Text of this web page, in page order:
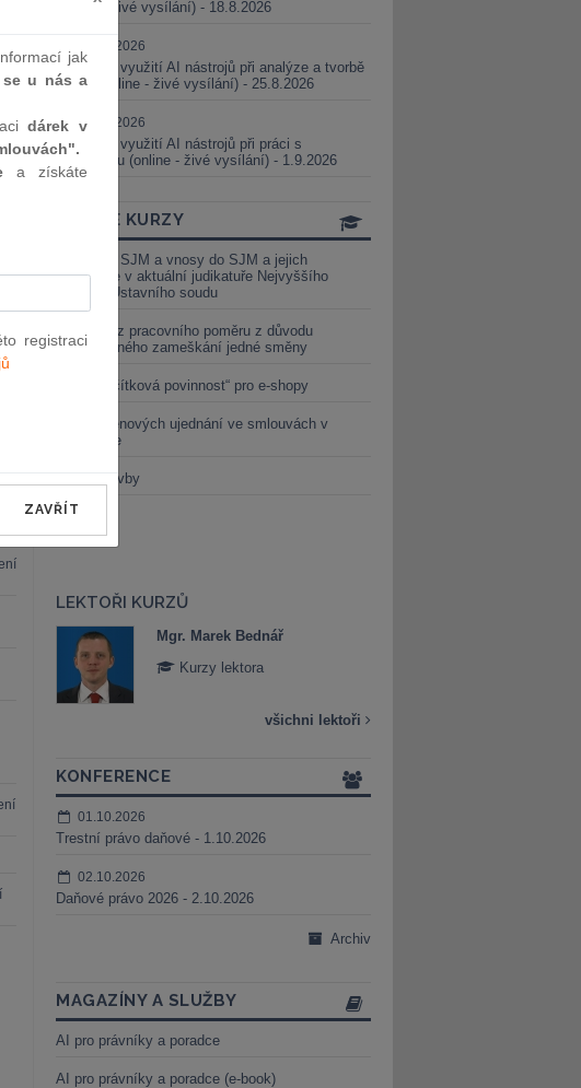
(online - živé vysílání) - 18.8.2026
25.08.2026
Praktické využití AI nástrojů při analýze a tvorbě
smluv (online - živé vysílání) - 25.8.2026
01.09.2026
Praktické využití AI nástrojů při práci s
judikaturou (online - živé vysílání) - 1.9.2026
ONLINE KURZY
Vnosy ze SJM a vnosy do SJM a jejich
valorizace v aktuální judikatuře Nejvyššího
soudu a Ústavního soudu
Výpověď z pracovního poměru z důvodu
neomluveného zameškání jedné směny
Nová „tlačítková povinnost“ pro e-shopy
Změna cenových ujednání ve smlouvách v
energetice
Černé stavby
LEKTOŘI KURZŮ
Mgr. Marek Bednář
Kurzy lektora
všichni lektoři
KONFERENCE
01.10.2026
Trestní právo daňové - 1.10.2026
02.10.2026
Daňové právo 2026 - 2.10.2026
Archiv
MAGAZÍNY A SLUŽBY
AI pro právníky a poradce
AI pro právníky a poradce (e-book)
jak
se u nás a
dárek v
a získáte
registraci
ZAVŘÍT